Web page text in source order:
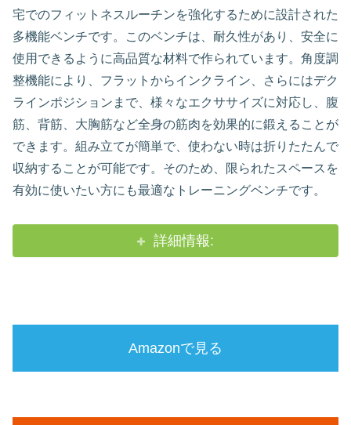
宅でのフィットネスルーチンを強化するために設計された
多機能ベンチです。このベンチは、耐久性があり、安全に
使用できるように高品質な材料で作られています。角度調
整機能により、フラットからインクライン、さらにはデク
ラインポジションまで、様々なエクササイズに対応し、腹
筋、背筋、大胸筋など全身の筋肉を効果的に鍛えることが
できます。組み立てが簡単で、使わない時は折りたたんで
収納することが可能です。そのため、限られたスペースを
有効に使いたい方にも最適なトレーニングベンチです。
詳細情報:
Amazonで見る